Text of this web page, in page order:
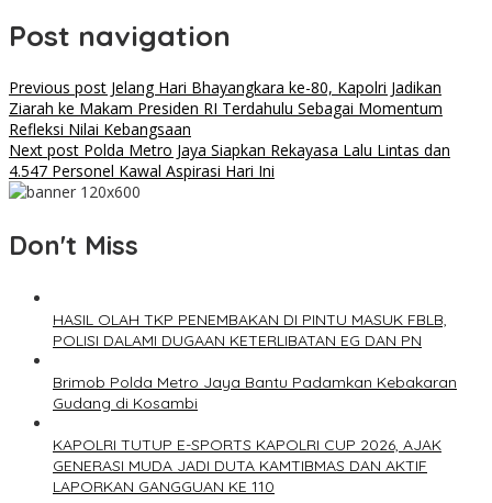
Post navigation
Previous post Jelang Hari Bhayangkara ke-80, Kapolri Jadikan
Ziarah ke Makam Presiden RI Terdahulu Sebagai Momentum
Refleksi Nilai Kebangsaan
Next post Polda Metro Jaya Siapkan Rekayasa Lalu Lintas dan
4.547 Personel Kawal Aspirasi Hari Ini
Don't Miss
HASIL OLAH TKP PENEMBAKAN DI PINTU MASUK FBLB,
POLISI DALAMI DUGAAN KETERLIBATAN EG DAN PN
Brimob Polda Metro Jaya Bantu Padamkan Kebakaran
Gudang di Kosambi
KAPOLRI TUTUP E-SPORTS KAPOLRI CUP 2026, AJAK
GENERASI MUDA JADI DUTA KAMTIBMAS DAN AKTIF
LAPORKAN GANGGUAN KE 110